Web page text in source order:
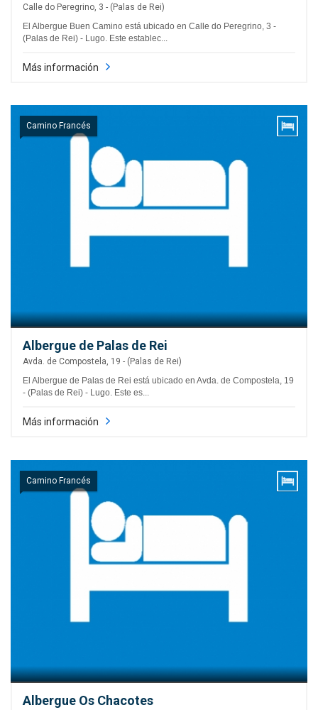
Calle do Peregrino, 3 - (Palas de Rei)
El Albergue Buen Camino está ubicado en Calle do Peregrino, 3 -
(Palas de Rei) - Lugo. Este establec...
Más información
Camino Francés
Albergue de Palas de Rei
Avda. de Compostela, 19 - (Palas de Rei)
El Albergue de Palas de Rei está ubicado en Avda. de Compostela, 19
- (Palas de Rei) - Lugo. Este es...
Más información
Camino Francés
Albergue Os Chacotes